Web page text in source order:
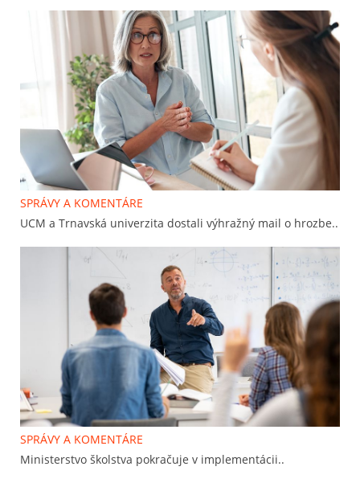
SPRÁVY A KOMENTÁRE
UCM a Trnavská univerzita dostali výhražný mail o hrozbe..
SPRÁVY A KOMENTÁRE
Ministerstvo školstva pokračuje v implementácii..